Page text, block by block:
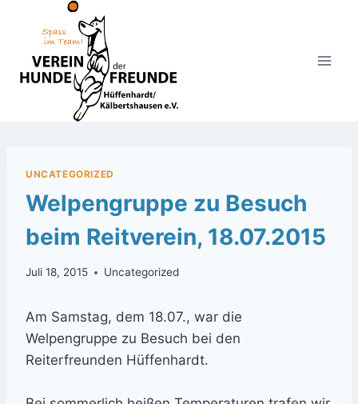
springen
UNCATEGORIZED
Welpengruppe zu Besuch
beim Reitverein, 18.07.2015
Juli 18, 2015 Uncategorized
Am Samstag, dem 18.07., war die
Welpengruppe zu Besuch bei den
Reiterfreunden Hüffenhardt.